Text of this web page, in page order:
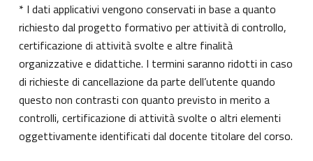
* I dati applicativi vengono conservati in base a quanto
richiesto dal progetto formativo per attività di controllo,
certificazione di attività svolte e altre finalità
organizzative e didattiche. I termini saranno ridotti in caso
di richieste di cancellazione da parte dell’utente quando
questo non contrasti con quanto previsto in merito a
controlli, certificazione di attività svolte o altri elementi
oggettivamente identificati dal docente titolare del corso.